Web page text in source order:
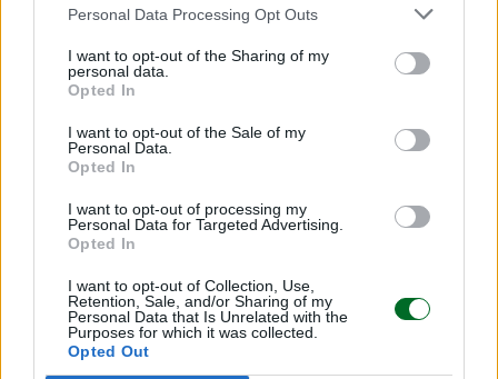
Personal Data Processing Opt Outs
I want to opt-out of the Sharing of my
personal data.
Opted In
I want to opt-out of the Sale of my
Personal Data.
Opted In
I want to opt-out of processing my
Personal Data for Targeted Advertising.
Opted In
I want to opt-out of Collection, Use,
Retention, Sale, and/or Sharing of my
Personal Data that Is Unrelated with the
Purposes for which it was collected.
Opted Out